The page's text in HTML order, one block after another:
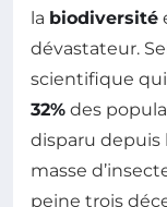
la biodiversité
dévastateur.
scientifique
32% des
disparu depuis
masse
peine trois